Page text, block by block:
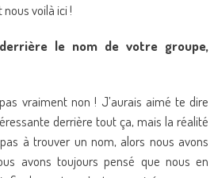
voilà ici !
le nom de votre groupe,
vraiment non ! J’aurais aimé te dire
derrière tout ça, mais la réalité
à trouver un nom, alors nous avons
avons toujours pensé que nous en